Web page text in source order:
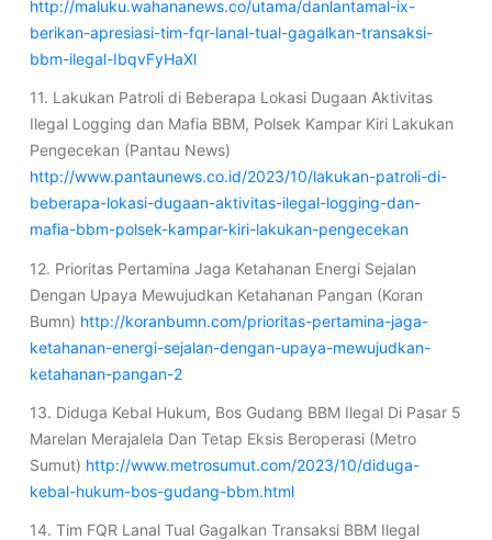
http://maluku.wahananews.co/utama/danlantamal-ix-
berikan-apresiasi-tim-fqr-lanal-tual-gagalkan-transaksi-
bbm-ilegal-IbqvFyHaXl
11. Lakukan Patroli di Beberapa Lokasi Dugaan Aktivitas
Ilegal Logging dan Mafia BBM, Polsek Kampar Kiri Lakukan
Pengecekan (Pantau News)
http://www.pantaunews.co.id/2023/10/lakukan-patroli-di-
beberapa-lokasi-dugaan-aktivitas-ilegal-logging-dan-
mafia-bbm-polsek-kampar-kiri-lakukan-pengecekan
12. Prioritas Pertamina Jaga Ketahanan Energi Sejalan
Dengan Upaya Mewujudkan Ketahanan Pangan (Koran
Bumn) http://koranbumn.com/prioritas-pertamina-jaga-
ketahanan-energi-sejalan-dengan-upaya-mewujudkan-
ketahanan-pangan-2
13. Diduga Kebal Hukum, Bos Gudang BBM Ilegal Di Pasar 5
Marelan Merajalela Dan Tetap Eksis Beroperasi (Metro
Sumut) http://www.metrosumut.com/2023/10/diduga-
kebal-hukum-bos-gudang-bbm.html
14. Tim FQR Lanal Tual Gagalkan Transaksi BBM Ilegal